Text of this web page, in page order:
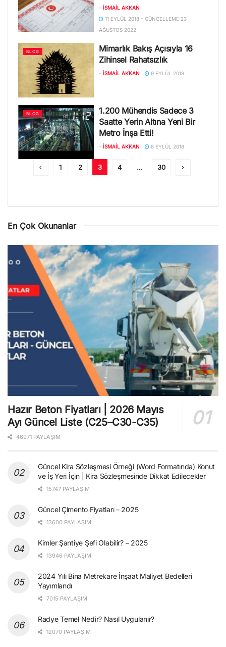
- İSMAIL AKKAN
11 EYLÜL 2018 - GÜNCELLEME 23
AĞUSTOS 2022
BLOG
Mimarlık Bakış Açısıyla 16
Zihinsel Rahatsızlık
- İSMAIL AKKAN 9 EYLÜL 2018
BLOG
1.200 Mühendis Sadece 3
Saatte Yerin Altına Yeni Bir
Metro İnşa Etti!
- İSMAIL AKKAN 8 EYLÜL 2018
1 2 3 4 … 30
En Çok Okunanlar
Hazır Beton Fiyatları | 2026 Mayıs
Ayı Güncel Liste (C25–C30-C35)
46971 PAYLAŞIM
Güncel Kira Sözleşmesi Örneği (Word Formatında) Konut
ve İş Yeri İçin | Kira Sözleşmesinde Dikkat Edilecekler
15747 PAYLAŞIM
Güncel Çimento Fiyatları – 2025
13600 PAYLAŞIM
Kimler Şantiye Şefi Olabilir? – 2025
13946 PAYLAŞIM
2024 Yılı Bina Metrekare İnşaat Maliyet Bedelleri
Yayımlandı
7015 PAYLAŞIM
Radye Temel Nedir? Nasıl Uygulanır?
12070 PAYLAŞIM